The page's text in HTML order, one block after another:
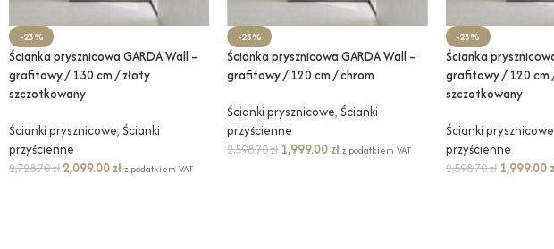
-23%
Ścianka prysznicowa GARDA Wall –
grafitowy / 130 cm / złoty
szczotkowany
Ścianki prysznicowe, Ścianki
przyścienne
2,728.70zł 2,099.00 złz podatkiem VAT
-23%
Ścianka prysznicowa GARDA Wall –
grafitowy / 120 cm / chrom
Ścianki prysznicowe, Ścianki
przyścienne
2,598.70zł 1,999.00 zł z podatkiem VAT
-23%
Ścianka
grafitowy / 120 cm
szczotkowany
Ścianki prysznicowe
przyścienne
2,598.70zł 1,999.00